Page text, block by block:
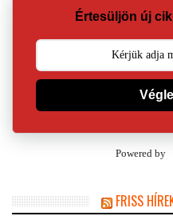
Értesüljön új
Powered by
FRISS